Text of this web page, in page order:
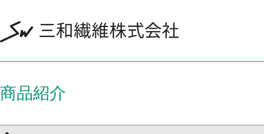
商品紹介